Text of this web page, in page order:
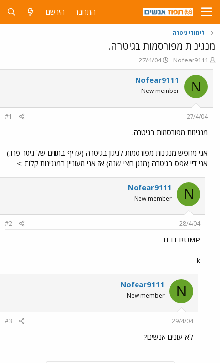
התחבר הירשם
לימודי גיטרה
מנגינות מפורסמות בגיטרה.
פ
ו
ת
ח
ה
ש
א
Nofear9111
פ
ו
ר
ם
ר
27/4/04
N
Nofear9111
New member
27/4/04
#1
מנגינות מפורסמות בגיטרה.
אני מחפש מנגינות מפורסמות לניגון בגיטרה (עדיף בתווים של גיטר פרו.)
אני דיי אפס בגיטרה (מנגן חצי שנה) אז אני מעוניין במנגינות קלות :>
N
Nofear9111
New member
28/4/04
#2
TEH BUMP
k
N
Nofear9111
New member
29/4/04
#3
לא עונים אנשים?